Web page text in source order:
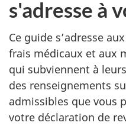
s'adresse à
Ce guide s’adresse
frais médicaux et aux
qui subviennent à
des renseignements
admissibles que vous
votre déclaration de